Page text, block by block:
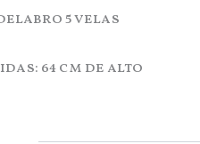
5 velas
64 cm de alto